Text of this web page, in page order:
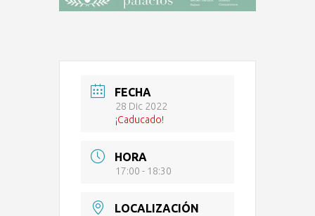
FECHA
28 Dic 2022
¡Caducado!
HORA
17:00 - 18:30
LOCALIZACIÓN